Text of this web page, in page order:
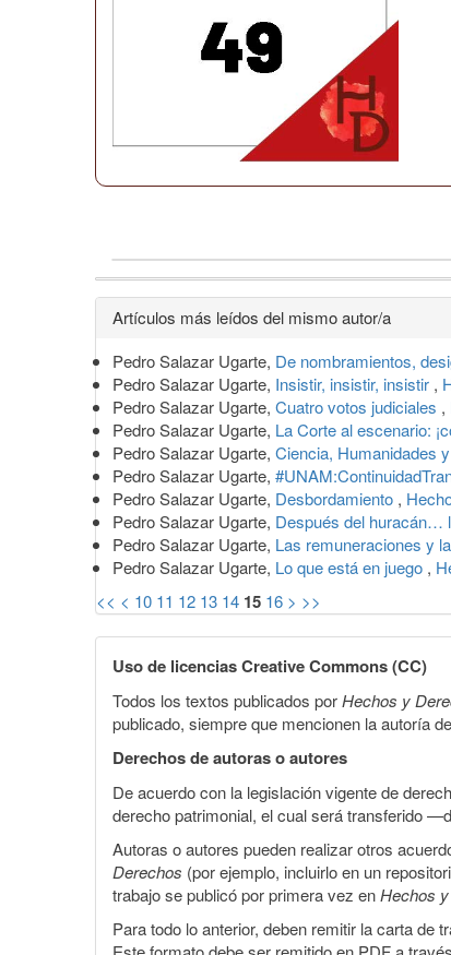
Detalles
del
artículo
Artículos más leídos del mismo autor/a
Pedro Salazar Ugarte, De nombramientos,
Pedro Salazar Ugarte, Insistir, insistir, insistir ,
Pedro Salazar Ugarte, Cuatro votos judiciales ,
Pedro Salazar Ugarte, La Corte al escenario:
Pedro Salazar Ugarte, Ciencia, Humanidades
Pedro Salazar Ugarte,
Pedro Salazar Ugarte, Desbordamiento ,
Pedro Salazar Ugarte, Después del huracán…
Pedro Salazar Ugarte, Las remuneraciones y
Pedro Salazar Ugarte, Lo que está en juego ,
<< < 10 11 12 13 14 15 16 > >>
Uso de licencias Creative Commons (CC)
Todos los textos publicados porHechos y
publicado, siempre que mencionen la autoría
Derechos de autoras o autores
De acuerdo con la legislación vigente de
derecho patrimonial, el cual será transferido
Autoras o autores pueden realizar otros
Derechos (por ejemplo, incluirlo en un
trabajo se publicó por primera vez enHechos
Para todo lo anterior, deben remitir la carta de